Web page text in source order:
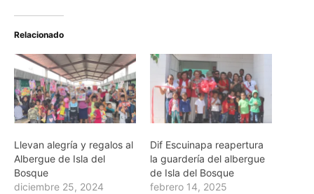
Relacionado
Llevan alegría y regalos al
Albergue de Isla del
Bosque
diciembre 25, 2024
Dif Escuinapa reapertura
la guardería del albergue
de Isla del Bosque
febrero 14, 2025